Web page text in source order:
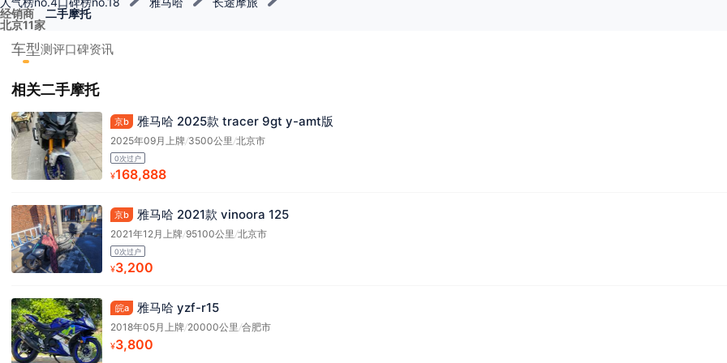
经销商
北京11家
二手摩托
车型测评口碑资讯
相关二手摩托
京b 雅马哈 2025款 tracer 9gt y-amt版
2025年09月上牌/3500公里 /北京市
0次过户
¥168,888
京b 雅马哈 2021款 vinoora 125
2021年12月上牌/95100公里 /北京市
0次过户
¥3,200
皖a 雅马哈 yzf-r15
2018年05月上牌/20000公里 /合肥市
¥3,800